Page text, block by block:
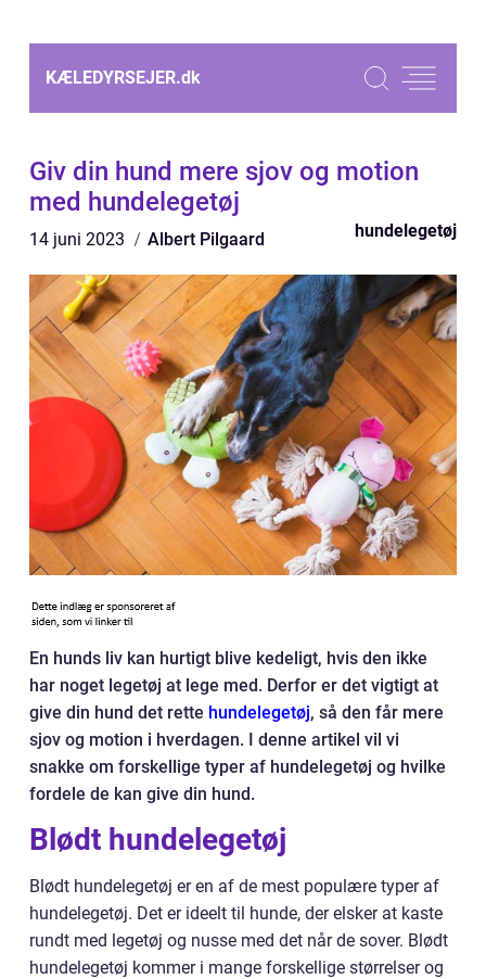
KÆLEDYRSEJER.dk
Giv din hund mere sjov og motion
med hundelegetøj
14 juni 2023 Albert Pilgaard hundelegetøj
En hunds liv kan hurtigt blive kedeligt, hvis den ikke
har noget legetøj at lege med. Derfor er det vigtigt at
give din hund det rette hundelegetøj, så den får mere
sjov og motion i hverdagen. I denne artikel vil vi
snakke om forskellige typer af hundelegetøj og hvilke
fordele de kan give din hund.
Blødt hundelegetøj
Blødt hundelegetøj er en af de mest populære typer af
hundelegetøj. Det er ideelt til hunde, der elsker at kaste
rundt med legetøj og nusse med det når de sover. Blødt
hundelegetøj kommer i mange forskellige størrelser og